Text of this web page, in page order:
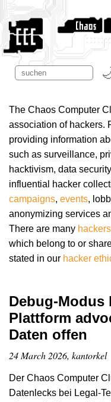
The Chaos Computer
association of hackers.
providing information
such as surveillance,
hacktivism, data
influential hacker
campaigns, events,
anonymizing services
There are many
which belong to or
stated in our hacker
Debug-Modus
Plattform
Daten offen
24 March 2026, kantorkel
Der Chaos Computer
Datenlecks bei Legal-